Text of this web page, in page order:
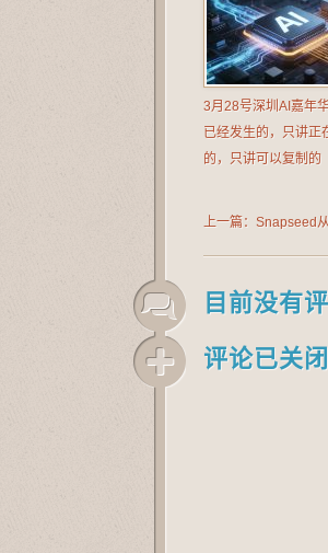
3月28号深圳AI嘉年
已经发生的，只讲正
的，只讲可以复制的
上一篇：Snapseed
目前没有
评论已关